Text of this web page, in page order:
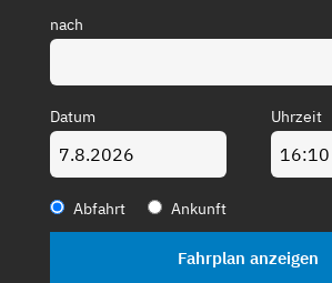
nach
Datum Uhrzeit
Abfahrt Ankunft